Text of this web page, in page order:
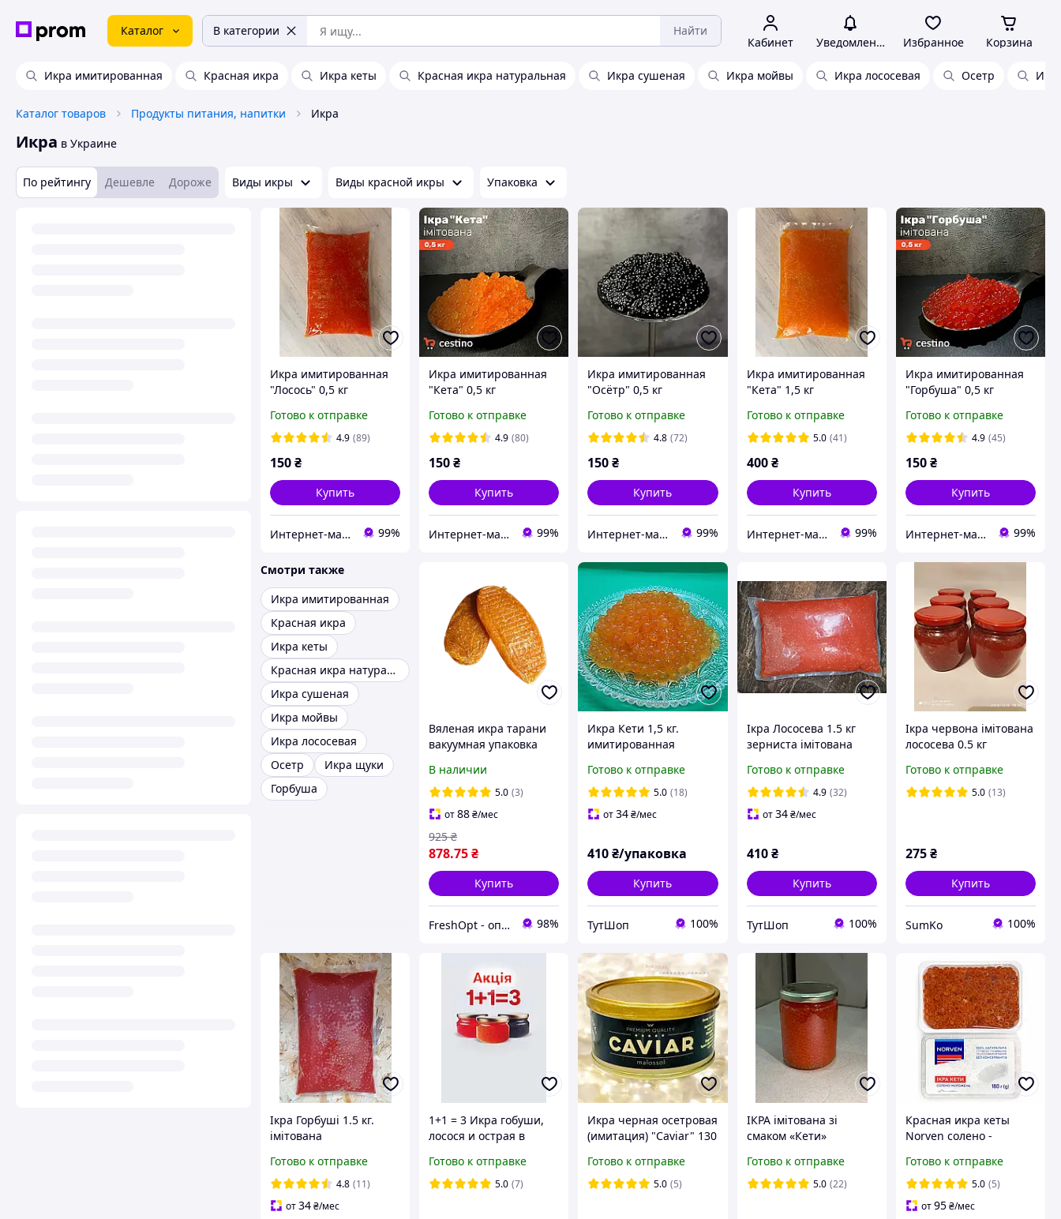
Каталог В категории Найти
Кабинет Уведомления Избранное Корзина
Икра имитированная Красная икра Икра кеты Красная икра натуральная Икра сушеная Икра мойвы Икра лососевая Осетр
Каталог товаров Продукты питания, напитки Икра
Икра в Украине
По рейтингу Дешевле Дороже Виды икры Виды красной икры Упаковка
Икра имитированная
"Лосось" 0,5 кг
Готово к отправке
4.9 (89)
150₴
Купить
Интернет-магазин "Сestino" 99%
Икра имитированная
"Кета" 0,5 кг
Готово к отправке
4.9 (80)
150₴
Купить
Интернет-магазин "Сestino" 99%
Икра имитированная
"Осётр" 0,5 кг
Готово к отправке
4.8 (72)
150₴
Купить
Интернет-магазин "Сestino" 99%
Икра имитированная
"Кета" 1,5 кг
Готово к отправке
5.0 (41)
400 ₴
Купить
Интернет-магазин "Сestino" 99%
Икра имитированная
"Горбуша" 0,5 кг
Готово к отправке
4.9 (45)
150₴
Купить
Интернет-магазин "Сestino" 99%
Смотри также
Икра имитированная
Красная икра
Икра кеты
Красная икра натуральная
Икра сушеная
Икра мойвы
Икра лососевая
Осетр
Икра щуки
Горбуша
Вяленая икра тарани
вакуумная упаковка
В наличии
5.0 (3)
от88₴/мес
878.75₴
925 ₴
Купить
FreshOpt - оптовые цены для каждого! 98%
Икра Кети 1,5 кг.
имитированная
Готово к отправке
5.0 (18)
от34₴/мес
410₴/упаковка
Купить
ТутШоп 100%
Ікра Лососева 1.5 кг
зерниста імітована
Готово к отправке
4.9 (32)
от34 ₴/мес
410 ₴
Купить
ТутШоп 100%
Ікра червона імітована
лососева 0.5 кг
Готово к отправке
5.0 (13)
275₴
Купить
SumKo 100%
Ікра Горбуші 1.5 кг.
імітована
Готово к отправке
4.8 (11)
от34₴/мес
1+1 = 3 Икра гобуши,
лосося и острая в
(имитированная)
Готово к отправке
5.0 (7)
Икра черная осетровая
(имитация) "Caviar" 130
Готово к отправке
5.0 (5)
ІКРА імітована зі
смаком «Кети»
тм.Капсулар скло 500гр
Готово к отправке
5.0 (22)
Красная икра кеты
Norven солено -
качества (США), без
консервантов 180 г
Готово к отправке
5.0 (5)
от95₴/мес